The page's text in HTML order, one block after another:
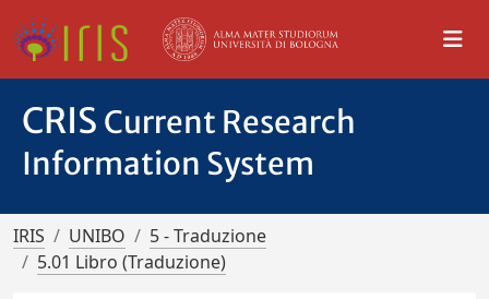
CRIS Current Research
Information System
IRIS UNIBO
5 - Traduzione
5.01 Libro (Traduzione)